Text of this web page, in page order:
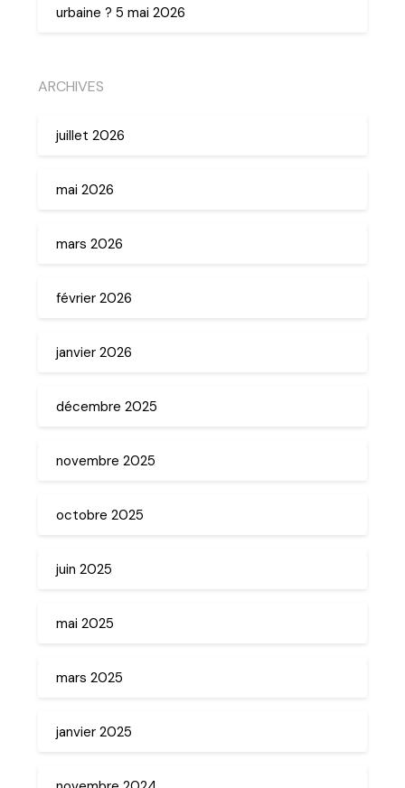
urbaine ? 5 mai 2026
ARCHIVES
juillet 2026
mai 2026
mars 2026
février 2026
janvier 2026
décembre 2025
novembre 2025
octobre 2025
juin 2025
mai 2025
mars 2025
janvier 2025